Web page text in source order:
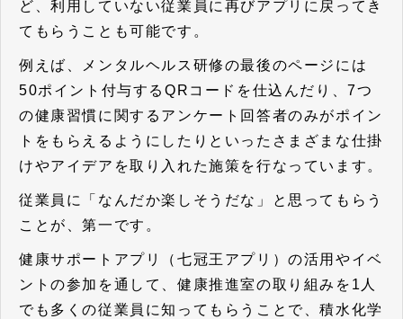
ど、利用していない従業員に再びアプリに戻ってき
てもらうことも可能です。
例えば、メンタルヘルス研修の最後のページには
50ポイント付与するQRコードを仕込んだり、7つ
の健康習慣に関するアンケート回答者のみがポイン
トをもらえるようにしたりといったさまざまな仕掛
けやアイデアを取り入れた施策を行なっています。
従業員に「なんだか楽しそうだな」と思ってもらう
ことが、第一です。
健康サポートアプリ（七冠王アプリ）の活用やイベ
ントの参加を通して、健康推進室の取り組みを1人
でも多くの従業員に知ってもらうことで、積水化学